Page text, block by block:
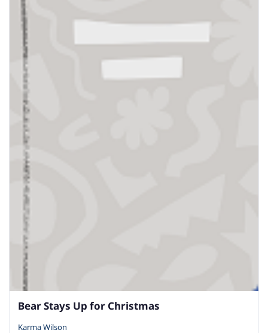
Bear Stays Up for Christmas
Karma Wilson